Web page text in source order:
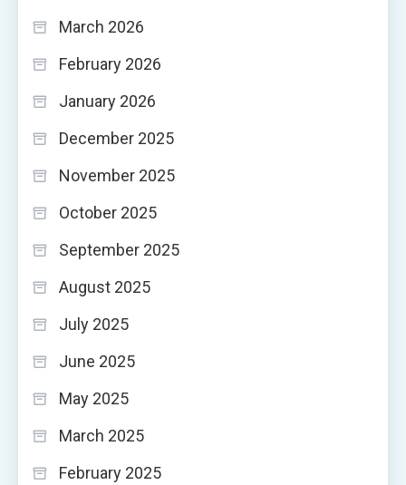
March 2026
February 2026
January 2026
December 2025
November 2025
October 2025
September 2025
August 2025
July 2025
June 2025
May 2025
March 2025
February 2025